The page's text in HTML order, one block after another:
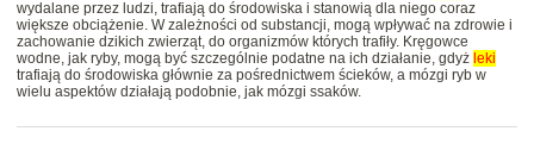
wydalane przez ludzi, trafiają do środowiska i stanowią dla niego coraz
większe obciążenie. W zależności od substancji, mogą wpływać na zdrowie i
zachowanie dzikich zwierząt, do organizmów których trafiły. Kręgowce
wodne, jak ryby, mogą być szczególnie podatne na ich działanie, gdyż leki
trafiają do środowiska głównie za pośrednictwem ścieków, a mózgi ryb w
wielu aspektów działają podobnie, jak mózgi ssaków.